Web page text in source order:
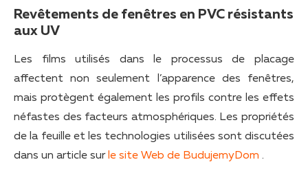
Revêtements de fenêtres en PVC résistants
aux UV
Les films utilisés dans le processus de placage
affectent non seulement l’apparence des fenêtres,
mais protègent également les profils contre les effets
néfastes des facteurs atmosphériques. Les propriétés
de la feuille et les technologies utilisées sont discutées
dans un article surle site Web de BudujemyDom .